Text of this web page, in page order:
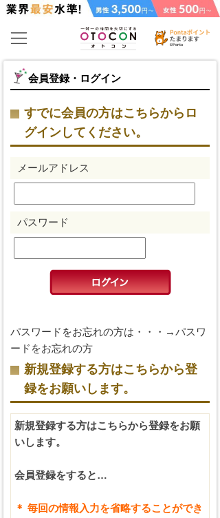
会員登録・ログイン
すでに会員の方はこちらからロ
グインしてください。
メールアドレス
パスワード
パスワードをお忘れの方は・・・→パスワ
ードをお忘れの方
新規登録する方はこちらから登
録をお願いします。
新規登録する方はこちらから登録をお願
いします。
会員登録をすると…
＊ 毎回の情報入力を省略することができ